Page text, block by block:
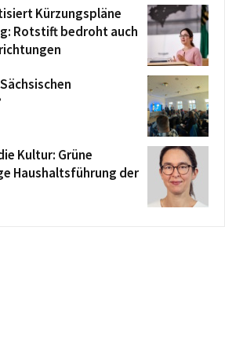
Kürzungspläne
Rotstift bedroht auch
Kultur: Grüne
Haushaltsführung der